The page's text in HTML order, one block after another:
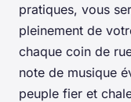
pratiques, vous
pleinement de
chaque coin de
note de musique
peuple fier et